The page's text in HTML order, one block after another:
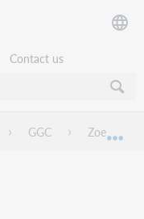
Contact us
GGC Zoeken